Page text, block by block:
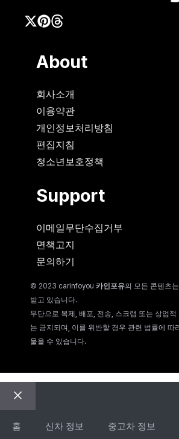
About
회사소개
이용약관
개인정보처리방침
편집지침
청소년보호정책
Support
이메일무단수집거부
면책고지
문의하기
© 2023 carinfoyou 카인포유의 모든 콘텐츠는
받고 있습니다.
무단으로 복제, 배포, 전송, 스크랩 또는 상업
는 금지되며, 이를 위반할 경우 관련 법률에 따
물을 수 있습니다.
Close
홈 신차 정보 중고차 정보